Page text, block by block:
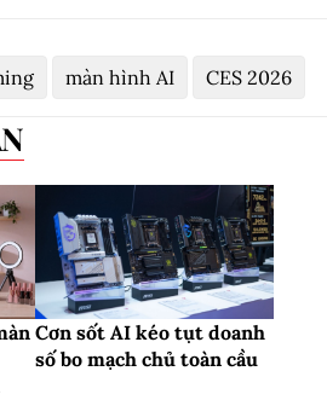
màn hình AI CES 2026
Cơn sốt AI kéo tụt doanh
số bo mạch chủ toàn cầu